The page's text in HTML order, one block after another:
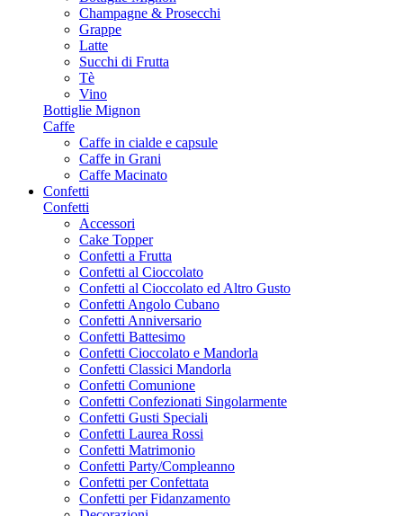
Champagne & Prosecchi
Grappe
Latte
Succhi di Frutta
Tè
Vino
Bottiglie Mignon
Caffe
Caffe in cialde e capsule
Caffe in Grani
Caffe Macinato
Confetti
Confetti
Accessori
Cake Topper
Confetti a Frutta
Confetti al Cioccolato
Confetti al Cioccolato ed Altro Gusto
Confetti Angolo Cubano
Confetti Anniversario
Confetti Battesimo
Confetti Cioccolato e Mandorla
Confetti Classici Mandorla
Confetti Comunione
Confetti Confezionati Singolarmente
Confetti Gusti Speciali
Confetti Laurea Rossi
Confetti Matrimonio
Confetti Party/Compleanno
Confetti per Confettata
Confetti per Fidanzamento